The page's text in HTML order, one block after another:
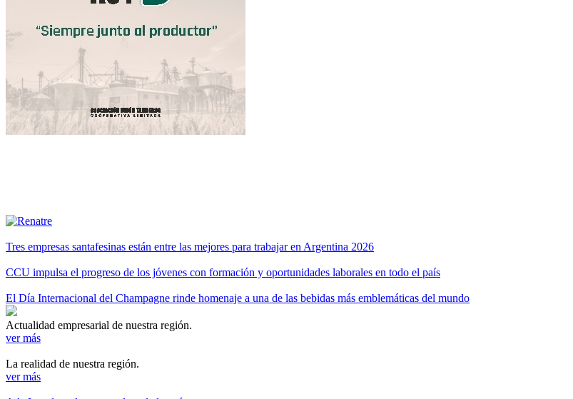
Tres empresas santafesinas están entre las mejores para trabajar en Argentina 2026
CCU impulsa el progreso de los jóvenes con formación y oportunidades laborales en todo el país
El Día Internacional del Champagne rinde homenaje a una de las bebidas más emblemáticas del mundo
Actualidad empresarial de nuestra región.
ver más
La realidad de nuestra región.
ver más